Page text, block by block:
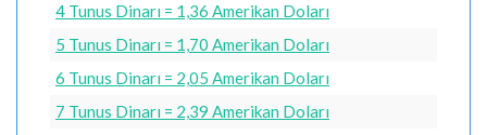
4 Tunus Dinarı = 1,36 Amerikan Doları
5 Tunus Dinarı = 1,70 Amerikan Doları
6 Tunus Dinarı = 2,05 Amerikan Doları
7 Tunus Dinarı = 2,39 Amerikan Doları